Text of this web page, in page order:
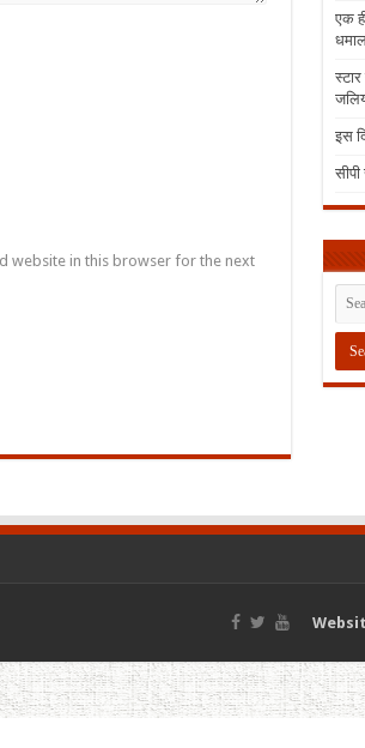
website in this browser for the next
एक
इस